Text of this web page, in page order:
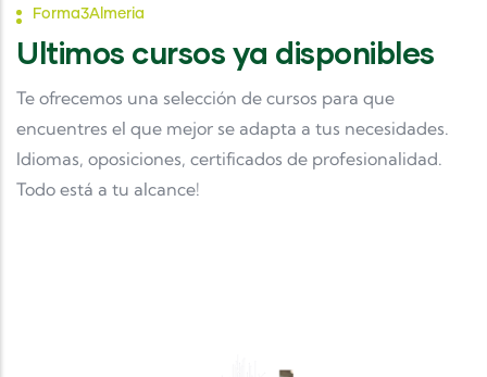
Forma3Almeria
Ultimos cursos ya disponibles
Te ofrecemos una selección de cursos para que
encuentres el que mejor se adapta a tus necesidades.
Idiomas, oposiciones, certificados de profesionalidad.
Todo está a tu alcance!
Online Presencial
Oposiciones Magisterio Música